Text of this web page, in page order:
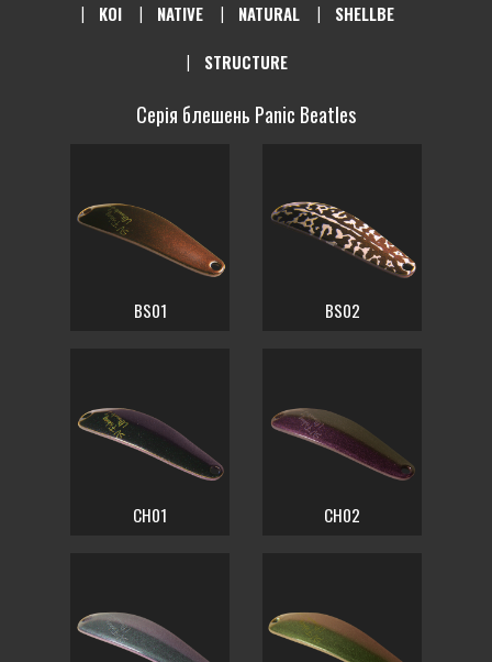
KOI
NATIVE NATURAL
SHELLBE
STRUCTURE
Серія блешень Panic Beatles
BS01 BS02
CH01 CH02